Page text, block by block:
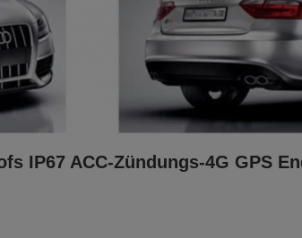
IP67 ACC-Zündungs-4G GPS